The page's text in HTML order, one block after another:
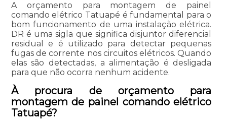
A orçamento para montagem de painel
comando elétrico Tatuapé é fundamental para o
bom funcionamento de uma instalação elétrica.
DR é uma sigla que significa disjuntor diferencial
residual e é utilizado para detectar pequenas
fugas de corrente nos circuitos elétricos. Quando
elas são detectadas, a alimentação é desligada
para que não ocorra nenhum acidente.
À procura de orçamento para
montagem de painel comando elétrico
Tatuapé?